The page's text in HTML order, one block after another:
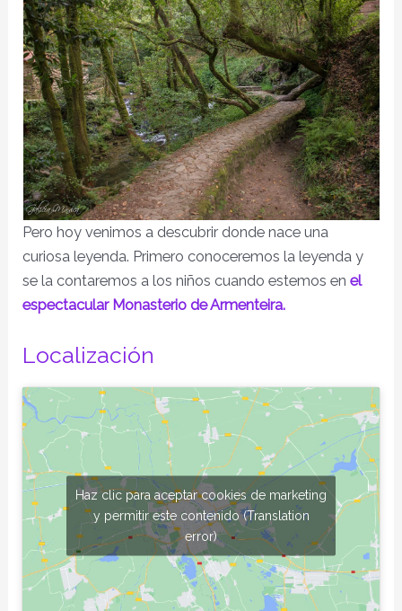
Pero hoy venimos a descubrir donde nace una
curiosa leyenda. Primero conoceremos la leyenda y
se la contaremos a los niños cuando estemos enel
espectacular Monasterio de Armenteira.
Localización
Haz clic para aceptar cookies de marketing
y permitir este contenido (Translation
error)